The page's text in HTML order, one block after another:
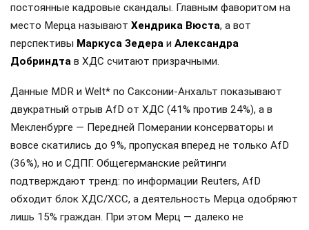
постоянные кадровые скандалы. Главным фаворитом на
место Мерца называют Хендрика Вюста, а вот
перспективы Маркуса Зедера и Александра
Добриндта в ХДС считают призрачными.
Данные MDR и Welt* по Саксонии-Анхальт показывают
двукратный отрыв AfD от ХДС (41% против 24%), а в
Мекленбурге — Передней Померании консерваторы и
вовсе скатились до 9%, пропуская вперед не только AfD
(36%), но и СДПГ. Общегерманские рейтинги
подтверждают тренд: по информации Reuters, AfD
обходит блок ХДС/ХСС, а деятельность Мерца одобряют
лишь 15% граждан. При этом Мерц — далеко не